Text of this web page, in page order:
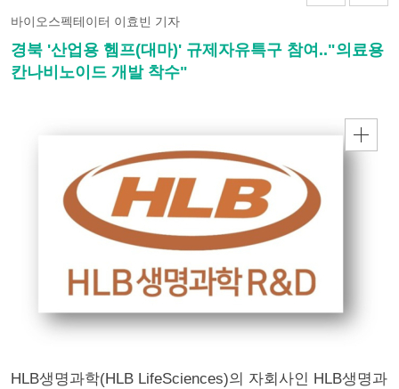
바이오스펙테이터 이효빈 기자
경북 '산업용 헴프(대마)' 규제자유특구 참여.."의료용
칸나비노이드 개발 착수"
HLB생명과학(HLB LifeSciences)의 자회사인 HLB생명과